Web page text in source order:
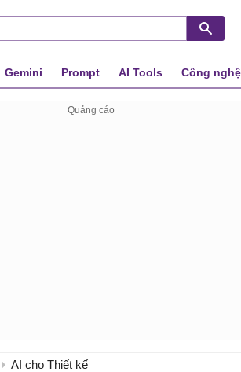
Gemini Prompt AI Tools Công nghệ
AI cho Thiết kế